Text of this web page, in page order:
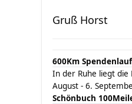
Gruß Horst
600Km
In der Ruhe liegt die
August - 6.
Schönbuch